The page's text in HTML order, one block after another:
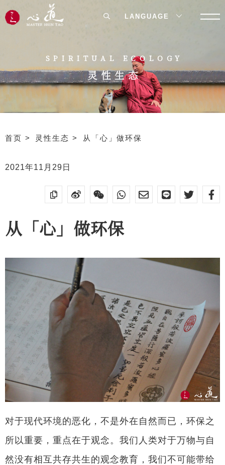
SPIRITUAL ECOLOGY
灵性生态
首页 灵性生态 从「心」做环保
2021年11月29日
从「心」做环保
对于现代环境的恶化，不是外在自然而已，环保之
所以重要，重点在于观念。我们人类对于万物与自
然没有相互共存共生的观念教育，我们不可能带给
LANGUAGE